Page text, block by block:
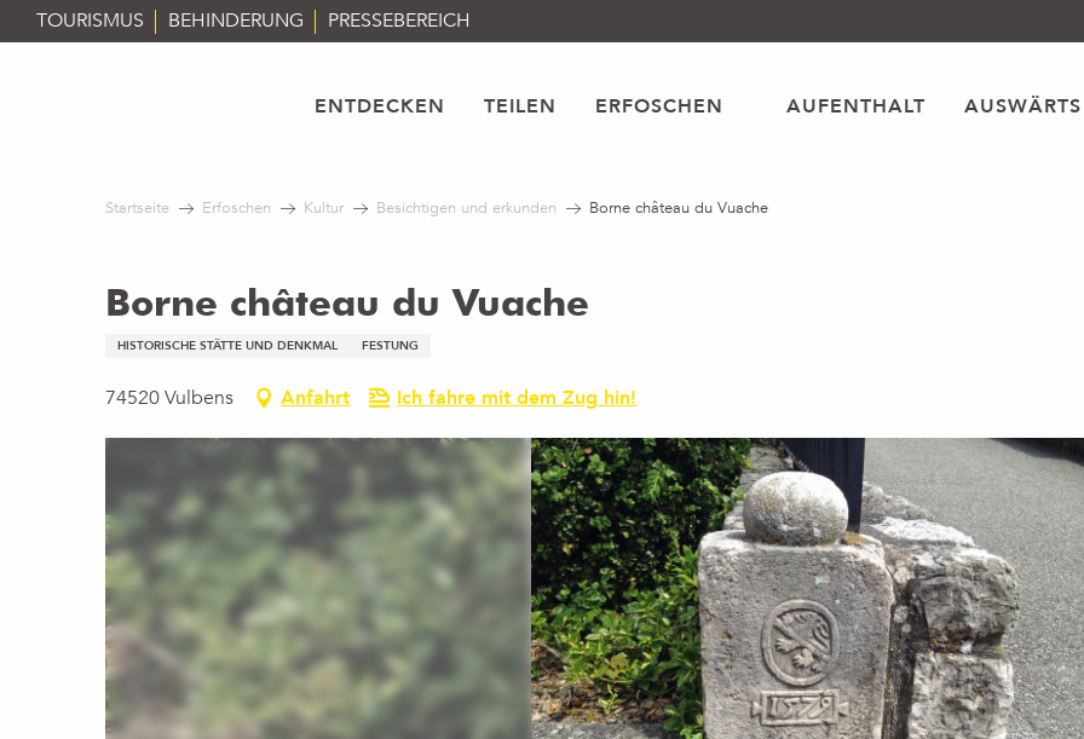
Aller
au
TOURISMUS BEHINDERUNG PRESSEBEREICH
ENTDECKEN TEILEN ERFOSCHEN AUFENTHALT
Startseite Erfoschen Kultur Besichtigen und erkunden Borne château du Vuache
Borne château du Vuache
HISTORISCHE STÄTTE UND DENKMAL FESTUNG
74520 Vulbens Anfahrt Ich fahre mit dem Zug hin!